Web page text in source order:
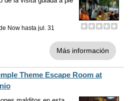
Now hasta jul. 31
Más información
Theme Escape Room at